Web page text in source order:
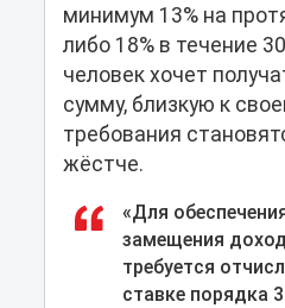
минимум 13% на
либо 18% в течение
человек хочет
сумму, близкую к
требования
жёстче.
«Для
замещения
требуется
ставке порядка